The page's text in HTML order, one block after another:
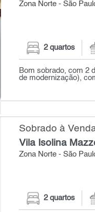
Zona Norte - São
2 quartos
Bom sobrado, com 2
de modernização),
Sobrado à
Vila Isolina
Zona Norte - São
2 quartos